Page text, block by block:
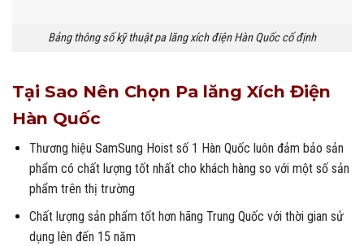
Bảng thông số kỹ thuật pa lăng xích điện Hàn Quốc cố định
Tại Sao Nên Chọn Pa lăng Xích Điện
Hàn Quốc
Thương hiệu SamSung Hoist số 1 Hàn Quốc luôn đảm bảo sản
phẩm có chất lượng tốt nhất cho khách hàng so với một số sản
phẩm trên thị trường
Chất lượng sản phẩm tốt hơn hãng Trung Quốc với thời gian sử
dụng lên đến 15 năm